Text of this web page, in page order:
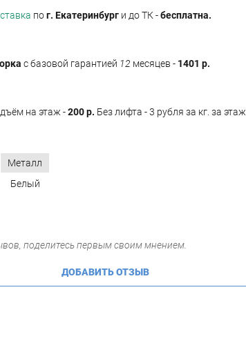
пог. Екатеринбург и до ТК -бесплатна.
с базовой гарантией 12 месяцев - 1401 р.
на этаж -200 р. Без лифта - 3 рубля за кг. за этаж.
Металл
Белый
поделитесь первым своим мнением.
ДОБАВИТЬ ОТЗЫВ